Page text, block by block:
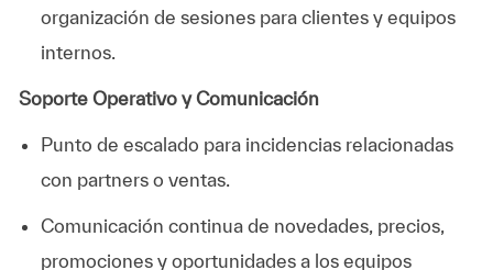
organización de sesiones para clientes y equipos
internos.
Soporte Operativo y Comunicación
Punto de escalado para incidencias relacionadas
con partners o ventas.
Comunicación continua de novedades, precios,
promociones y oportunidades a los equipos